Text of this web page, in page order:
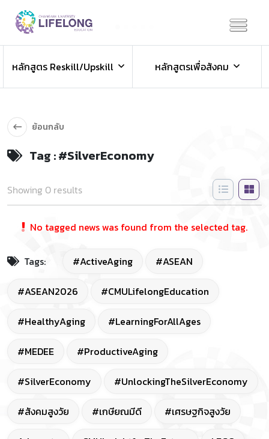
ข่าวประชาสัมพันธ์
ข่าวสารองค์กร ข่าวสารกิจกรรม
หลักสูตร Reskill/Upskill
หลักสูตรเพื่อสังคม
ย้อนกลับ
Tag : #SilverEconomy
Showing 0 results
No tagged news was found from the selected tag.
Tags: #ActiveAging #ASEAN
#ASEAN2026 #CMULifelongEducation
#HealthyAging #LearningForAllAges
#MEDEE #ProductiveAging
#SilverEconomy #UnlockingTheSilverEconomy
#สังคมสูงวัย #เกษียณมีดี #เศรษฐกิจสูงวัย